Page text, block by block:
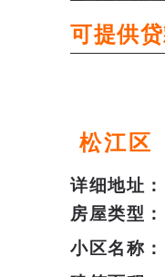
可提供
松江区
详细地址 ：
房屋类型 ：
小区名称 ：